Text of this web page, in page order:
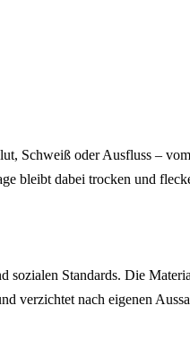
Schweiß oder Ausfluss –
bleibt dabei trocken und
Standards. Die
verzichtet nach eigenen